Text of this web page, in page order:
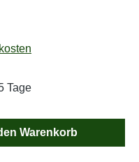
Tage
gewünschten
Warenkorb